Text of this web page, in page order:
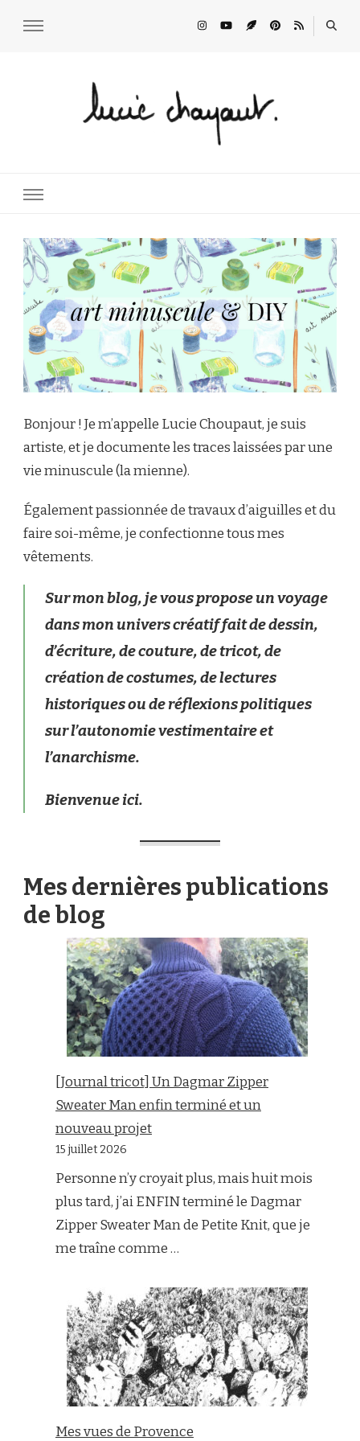
Lucie Choupaut
Bonjour ! Je m’appelle Lucie Choupaut, je suis
artiste, et je documente les traces laissées par une
vie minuscule (la mienne).
Également passionnée de travaux d’aiguilles et du
faire soi-même, je confectionne tous mes
vêtements.
Sur mon blog, je vous propose un voyage
dans mon univers créatif fait de dessin,
d’écriture, de couture, de tricot, de
création de costumes, de lectures
historiques ou de réflexions politiques
sur l’autonomie vestimentaire et
l’anarchisme.
Bienvenue ici.
Mes dernières publications
de blog
[Journal tricot] Un Dagmar Zipper
Sweater Man enfin terminé et un
nouveau projet
15 juillet 2026
Personne n’y croyait plus, mais huit mois
plus tard, j’ai ENFIN terminé le Dagmar
Zipper Sweater Man de Petite Knit, que je
me traîne comme …
Mes vues de Provence